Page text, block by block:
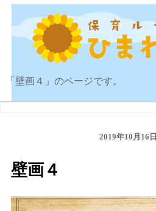
「壁画４」のページです。
2019年10月16日
壁画４